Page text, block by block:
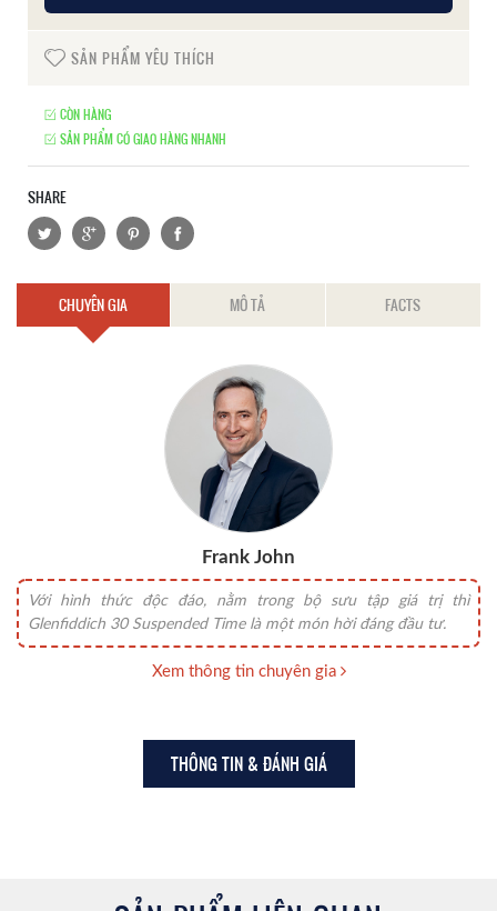
SẢN PHẨM YÊU THÍCH
CÒN HÀNG
SẢN PHẨM CÓ GIAO HÀNG NHANH
SHARE
CHUYÊN GIA MÔ TẢ FACTS
Frank John
Với hình thức độc đáo, nằm trong bộ sưu tập giá trị thì
Glenfiddich 30 Suspended Time là một món hời đáng đầu tư.
Xem thông tin chuyên gia
THÔNG TIN & ĐÁNH GIÁ